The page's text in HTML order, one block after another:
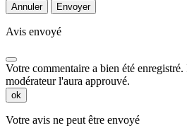
Annuler Envoyer
Avis envoyé
Votre commentaire a bien été
modérateur l'aura approuvé.
ok
Votre avis ne peut être envoyé